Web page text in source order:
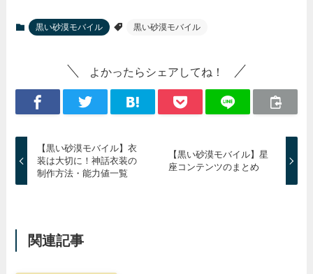
黒い砂漠モバイル 黒い砂漠モバイル
よかったらシェアしてね！
【黒い砂漠モバイル】衣
装は大切に！神話衣装の
制作方法・能力値一覧
【黒い砂漠モバイル】星
座コンテンツのまとめ
関連記事